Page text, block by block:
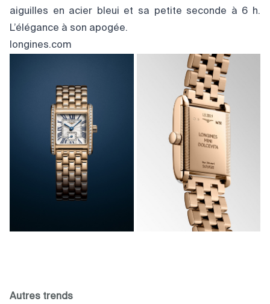
aiguilles en acier bleui et sa petite seconde à 6 h.
L’élégance à son apogée.
longines.com
Autres trends